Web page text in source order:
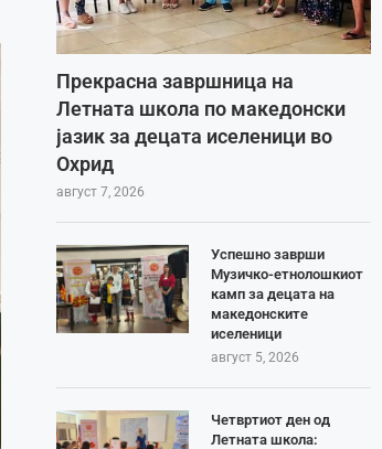
Прекрасна завршница на
Летната школа по македонски
јазик за децата иселеници во
Охрид
август 7, 2026
Успешно заврши
Музичко-етнолошкиот
камп за децата на
македонските
иселеници
август 5, 2026
Четвртиот ден од
Летната школа: